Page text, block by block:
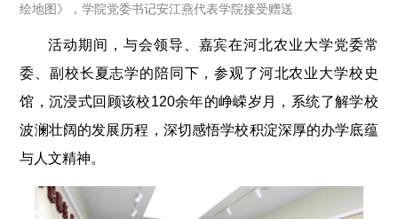
绘地图》，学院党委书记安江燕代表学院接受赠送
活动期间，与会领导、嘉宾在河北农业大学党委常
委、副校长夏志学的陪同下，参观了河北农业大学校史
馆，沉浸式回顾该校120余年的峥嵘岁月，系统了解学校
波澜壮阔的发展历程，深切感悟学校积淀深厚的办学底蕴
与人文精神。